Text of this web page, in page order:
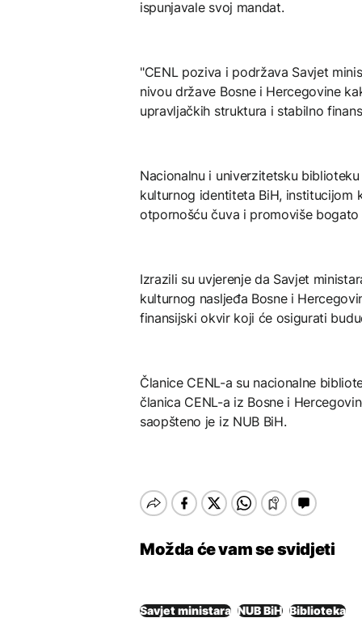
ispunjavale svoj mandat.
"CENL poziva i podržava Savjet
nivou države Bosne i Hercegovine
upravljačkih struktura i stabilno
Nacionalnu i univerzitetsku
kulturnog identiteta BiH, institucijom
otpornošću čuva i promoviše bogato
Izrazili su uvjerenje da Savjet
kulturnog nasljeđa Bosne i
finansijski okvir koji će osigurati
Članice CENL-a su nacionalne
članica CENL-a iz Bosne i
saopšteno je iz NUB BiH.
Možda će vam se svidjeti
Savjet ministara NUB BiH Biblioteka